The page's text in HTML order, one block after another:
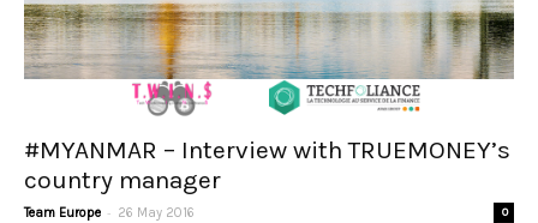
#MYANMAR – Interview with TRUEMONEY’s
country manager
Team Europe - 26 May 2016 0